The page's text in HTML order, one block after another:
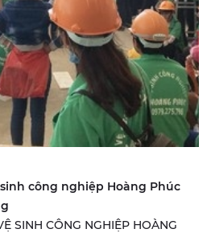
công nghiệp Hoàng Phúc
SINH CÔNG NGHIỆP HOÀNG